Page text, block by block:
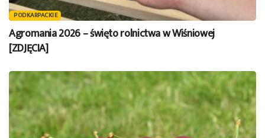
PODKARPACKIE
Agromania 2026 – święto rolnictwa w Wiśniowej
[ZDJĘCIA]